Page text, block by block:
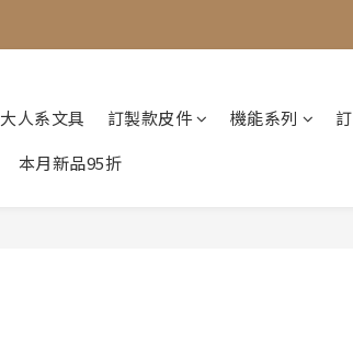
大人系文具 訂製款皮件 機能系列
本月新品95折